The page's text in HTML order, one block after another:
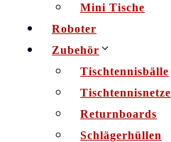
Mini Tische
Roboter
Zubehör
Tischtennisbälle
Tischtennisnetze
Returnboards
Schlägerhüllen